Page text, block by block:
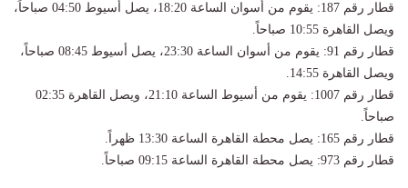
قطار رقم 187: يقوم من أسوان الساعة 18:20، يصل أسيوط 04:50 صباحاً،
ويصل القاهرة 10:55 صباحاً.
قطار رقم 91: يقوم من أسوان الساعة 23:30، يصل أسيوط 08:45 صباحاً،
ويصل القاهرة 14:55.
قطار رقم 1007: يقوم من أسيوط الساعة 21:10، ويصل القاهرة 02:35
صباحاً.
قطار رقم 165: يصل محطة القاهرة الساعة 13:30 ظهراً.
قطار رقم 973: يصل محطة القاهرة الساعة 09:15 صباحاً.